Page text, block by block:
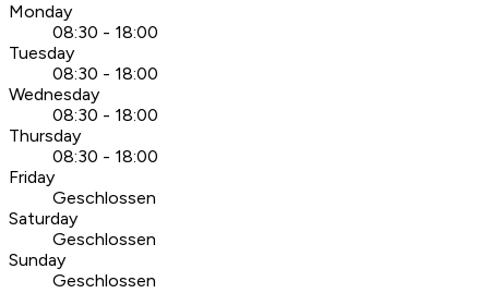
Monday
08:30 - 18:00
Tuesday
08:30 - 18:00
Wednesday
08:30 - 18:00
Thursday
08:30 - 18:00
Friday
Geschlossen
Saturday
Geschlossen
Sunday
Geschlossen